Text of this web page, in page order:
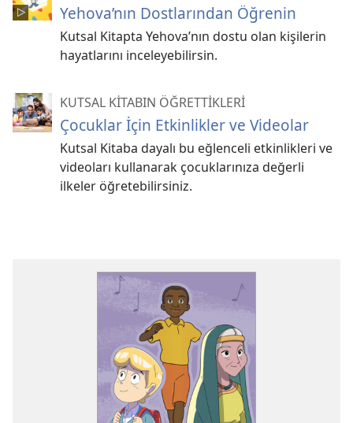
Yehova’nın Dostlarından Öğrenin
Kutsal Kitapta Yehova’nın dostu olan kişilerin
hayatlarını inceleyebilirsin.
KUTSAL KİTABIN ÖĞRETTİKLERİ
Çocuklar İçin Etkinlikler ve Videolar
Kutsal Kitaba dayalı bu eğlenceli etkinlikleri ve
videoları kullanarak çocuklarınıza değerli
ilkeler öğretebilirsiniz.